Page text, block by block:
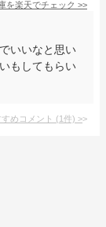
を楽天でチェック >>
いいなと思い
もしてもらい
めコメント (1件) >